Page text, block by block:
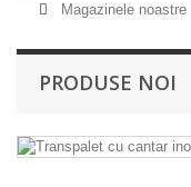
Magazinele noastre
PRODUSE NOI